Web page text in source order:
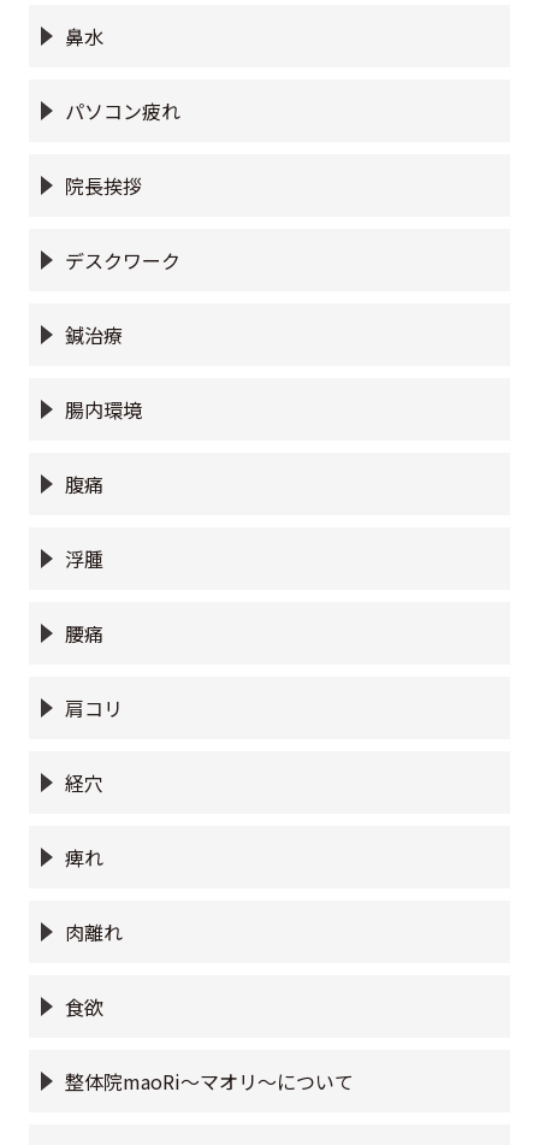
鼻水
パソコン疲れ
院長挨拶
デスクワーク
鍼治療
腸内環境
腹痛
浮腫
腰痛
肩コリ
経穴
痺れ
肉離れ
食欲
整体院maoRi〜マオリ〜について